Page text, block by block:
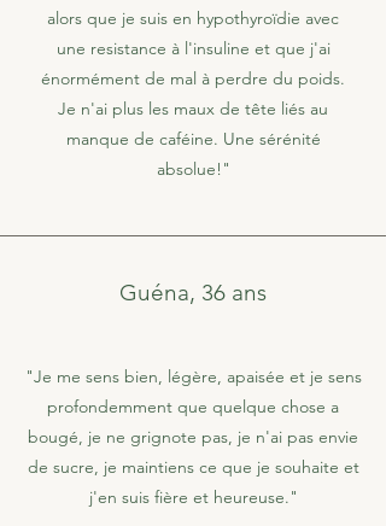
alors que je suis en hypothyroïdie avec
une resistance à l'insuline et que j'ai
énormément de mal à perdre du poids.
Je n'ai plus les maux de tête liés au
manque de caféine. Une sérénité
absolue!"
Guéna, 36 ans
"Je me sens bien, légère, apaisée et je sens
profondemment que quelque chose a
bougé, je ne grignote pas, je n'ai pas envie
de sucre, je maintiens ce que je souhaite et
j'en suis fière et heureuse."